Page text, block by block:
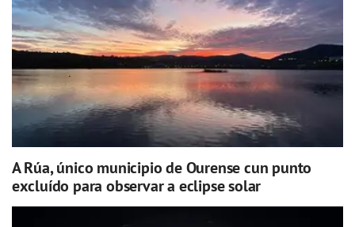
A Rúa, único municipio de Ourense cun punto
excluído para observar a eclipse solar